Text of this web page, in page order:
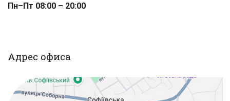
Пн–Пт 08:00 – 20:00
Адрес офиса